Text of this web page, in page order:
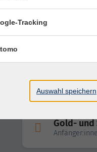
Kreatives
Gold- und
Tracking
Auswahl speichern